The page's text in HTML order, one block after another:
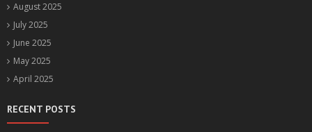
August 2025
July 2025
June 2025
May 2025
April 2025
RECENT POSTS